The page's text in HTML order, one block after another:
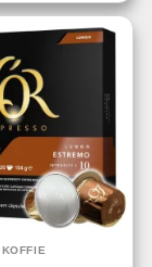
KOFFIE